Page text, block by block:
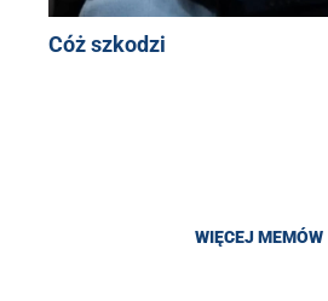
Cóż szkodzi
WIĘCEJ MEMÓW